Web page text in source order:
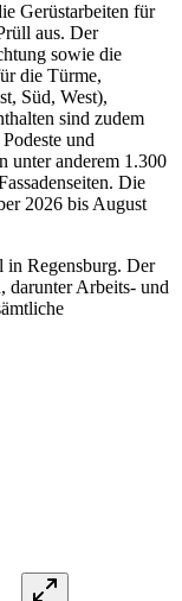
Gerüstarbeiten für
aus. Der
sowie die
die Türme,
Süd, West),
sind zudem
und
unter anderem 1.300
Die
2026 bis August
in Regensburg. Der
darunter Arbeits- und